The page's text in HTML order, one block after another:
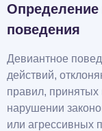
поведения
Девиантное
действий,
правил,
нарушении
или агрессивных